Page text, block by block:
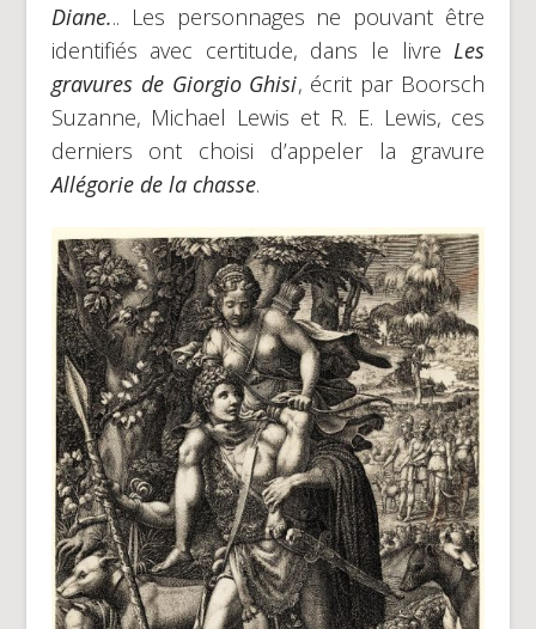
Diane... Les personnages ne pouvant être
identifiés avec certitude, dans le livreLes
gravures de Giorgio Ghisi, écrit par Boorsch
Suzanne, Michael Lewis et R. E. Lewis, ces
derniers ont choisi d’appeler la gravure
Allégorie de la chasse.